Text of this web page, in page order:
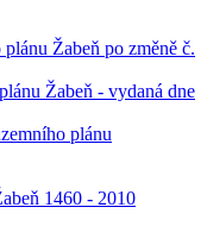
Žabeň po změně č.
Žabeň - vydaná dne
plánu
1460 - 2010